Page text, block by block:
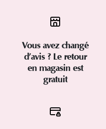
Vous avez changé
d’avis ? Le retour
en magasin est
gratuit